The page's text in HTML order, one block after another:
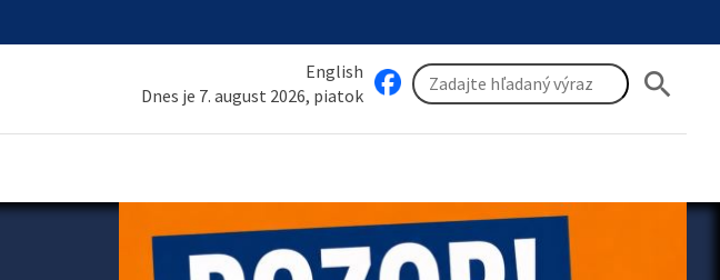
English
Dnes je 7. august 2026, piatok
search